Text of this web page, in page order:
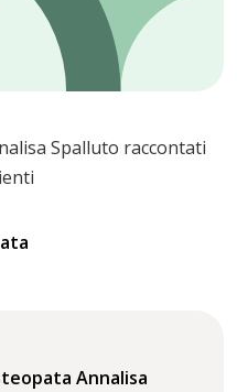
Spalluto raccontati
Annalisa